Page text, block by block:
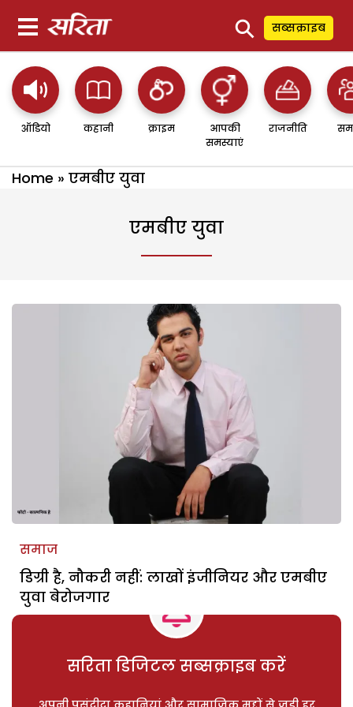
⚲ सब्सक्राइब
ऑडियो कहानी क्राइम
आपकी
समस्याएं
राजनीति
Home » एमबीए युवा
एमबीए युवा
समाज
डिग्री है, नौकरी नहीं: लाखों इंजीनियर और एमबीए
युवा बेरोजगार
सरिता डिजिटल सब्सक्राइब करें